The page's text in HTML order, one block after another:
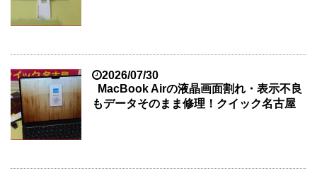
2026/07/30
MacBook Airの液晶画面割れ・表示不良
もデータそのまま修理！クイック名古屋